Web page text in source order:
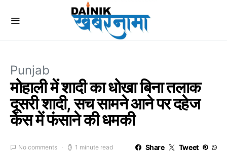
Punjab
मोहाली में शादी का धोखा बिना तलाक
दूसरी शादी, सच सामने आने पर दहेज
केस में फंसाने की धमकी
No comments 1 minute read Share Tweet